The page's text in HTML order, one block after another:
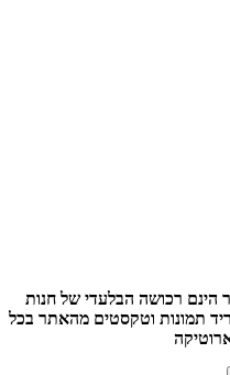
רכושה הבלעדי של חנות
תמונות וטקסטים מהאתר בכל